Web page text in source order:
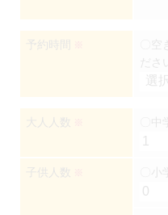
予約時間
〇
ださい
大人人数
〇
子供人数
〇